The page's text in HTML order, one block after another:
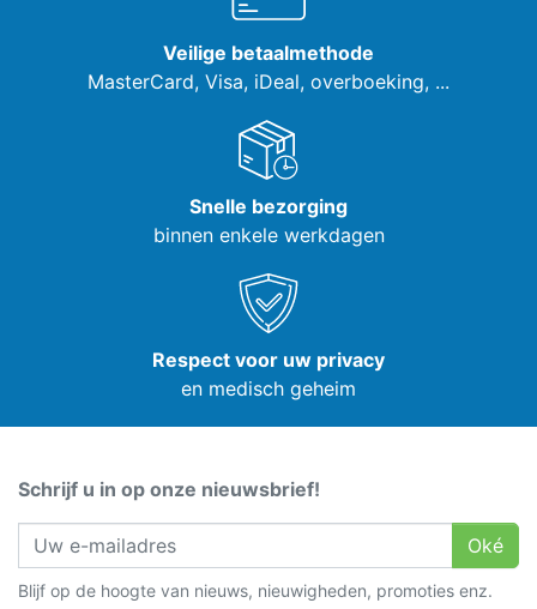
Veilige betaalmethode
MasterCard, Visa, iDeal, overboeking, ...
Snelle bezorging
binnen enkele werkdagen
Respect voor uw privacy
en medisch geheim
Schrijf u in op onze nieuwsbrief!
Oké
Blijf op de hoogte van nieuws, nieuwigheden, promoties enz.